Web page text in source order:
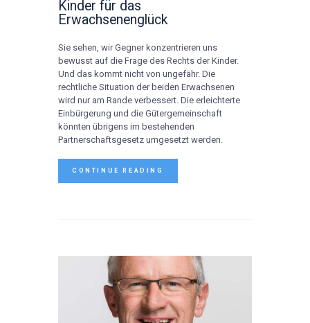
Kinder für das
Erwachsenenglück
Sie sehen, wir Gegner konzentrieren uns
bewusst auf die Frage des Rechts der Kinder.
Und das kommt nicht von ungefähr. Die
rechtliche Situation der beiden Erwachsenen
wird nur am Rande verbessert. Die erleichterte
Einbürgerung und die Gütergemeinschaft
könnten übrigens im bestehenden
Partnerschaftsgesetz umgesetzt werden.
CONTINUE READING